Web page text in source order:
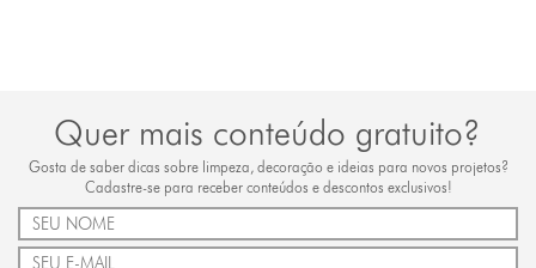
Quer mais conteúdo gratuito?
Gosta de saber dicas sobre limpeza, decoração e ideias para novos projetos?
Cadastre-se para receber conteúdos e descontos exclusivos!